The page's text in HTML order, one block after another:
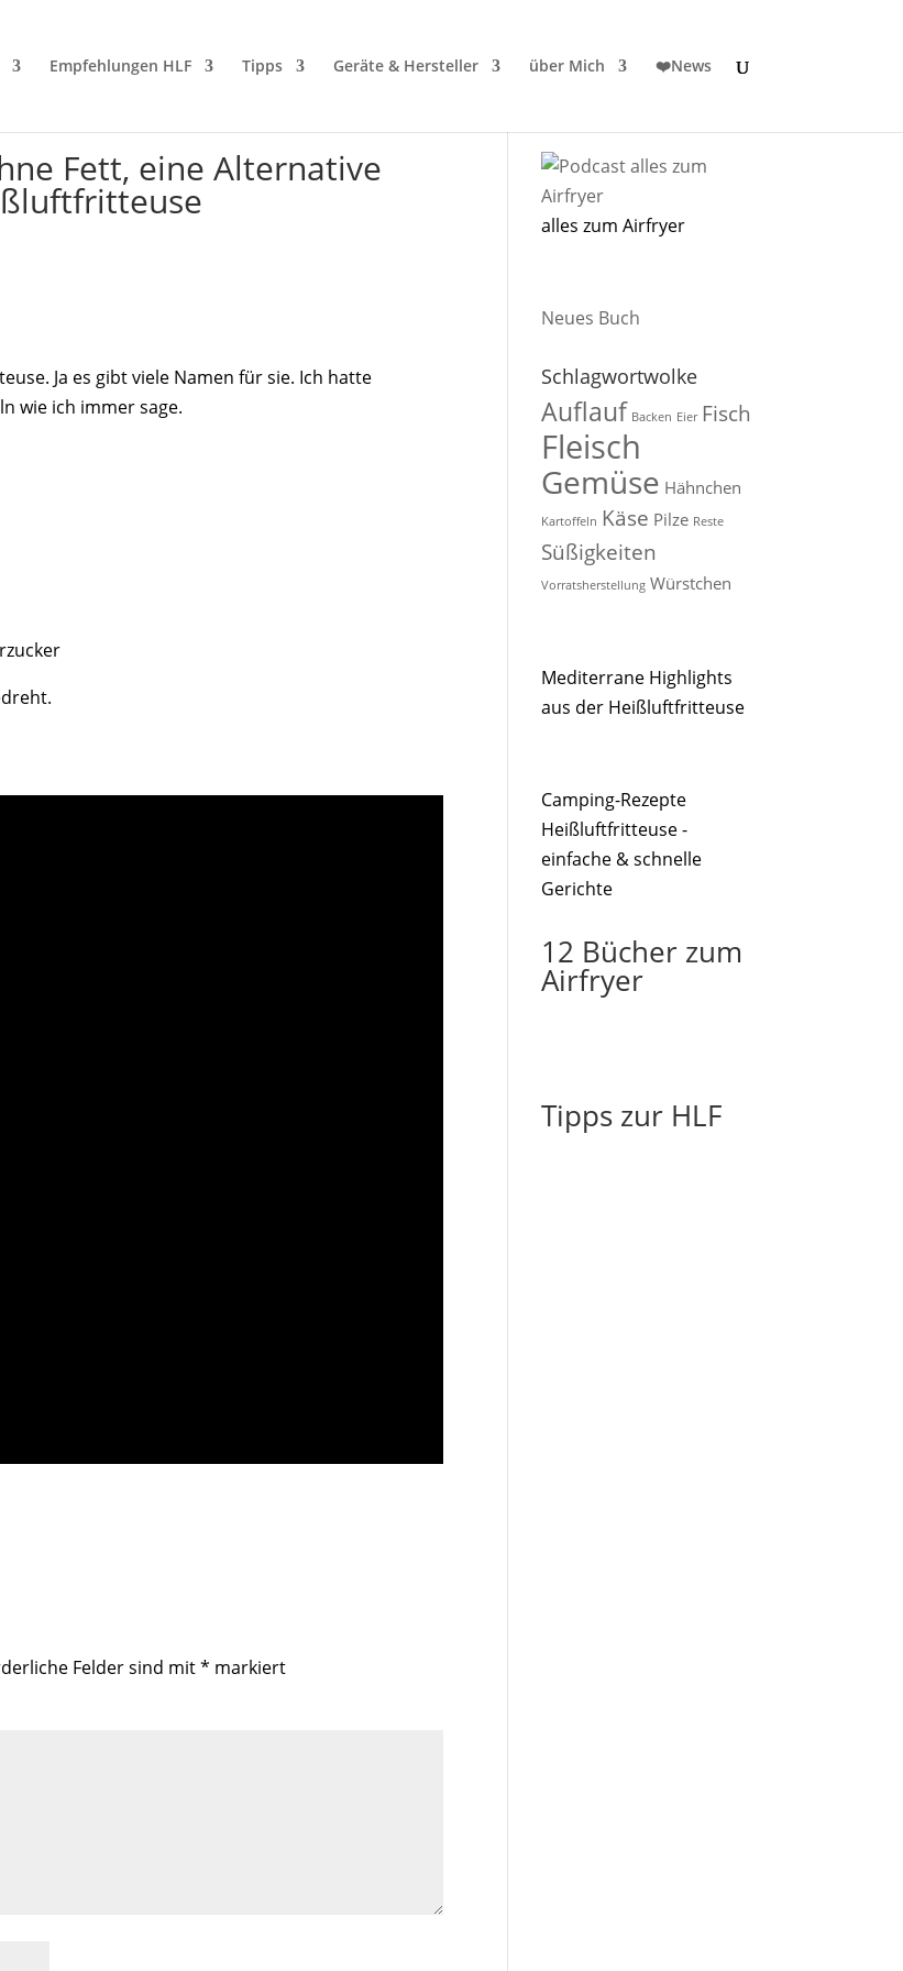
Empfehlungen HLF Tipps Geräte & Hersteller über Mich ❤️News
Fett, eine Alternative
Ja es gibt viele Namen für sie. Ich hatte
wie ich immer sage.
Felder sind mit* markiert
alles zum Airfryer
Neues Buch
Schlagwortwolke
Auflauf Backen Eier Fisch
Fleisch
Gemüse Hähnchen
Kartoffeln Käse Pilze Reste
Süßigkeiten
Vorratsherstellung Würstchen
Mediterrane Highlights
aus der Heißluftfritteuse
Camping-Rezepte
Heißluftfritteuse -
einfache & schnelle
Gerichte
12 Bücher zum
Airfryer
Tipps zur HLF